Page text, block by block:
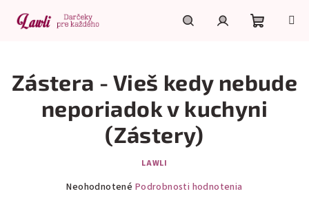
obsah
košík
Zástera - Vieš kedy nebude
neporiadok v kuchyni
(Zástery)
LAWLI
Neohodnotené Podrobnosti hodnotenia